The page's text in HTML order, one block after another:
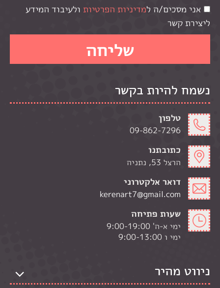
אני מסכים/ה למדיניות הפרטיות ולעיבוד המידע
ליצירת קשר
נשמח להיות בקשר
טלפון
09-862-7296
כתובתנו
הרצל 53, נתניה
דואר אלקטרוני
kerenart7@gmail.com
שעות פתיחה
ימי א-ה' 9:00-19:00
ימי ו 9:00-13:00
ניווט מהיר